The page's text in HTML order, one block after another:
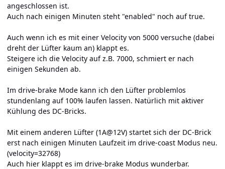
angeschlossen ist.
Auch nach einigen Minuten steht "enabled" noch auf true.
Auch wenn ich es mit einer Velocity von 5000 versuche (dabei
dreht der Lüfter kaum an) klappt es.
Steigere ich die Velocity auf z.B. 7000, schmiert er nach
einigen Sekunden ab.
Im drive-brake Mode kann ich den Lüfter problemlos
stundenlang auf 100% laufen lassen. Natürlich mit aktiver
Kühlung des DC-Bricks.
Mit einem anderen Lüfter (1A@12V) startet sich der DC-Brick
erst nach einigen Minuten Laufzeit im drive-coast Modus neu.
(velocity=32768)
Auch hier klappt es im drive-brake Modus wunderbar.